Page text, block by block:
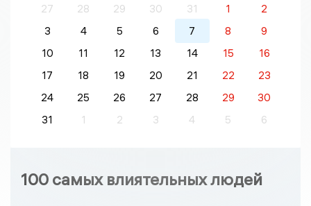
27
28 29 30 31 1
2
3
4 5 6 7 8
9
10
11 12 13 14 15
16
17
18 19 20 21 22
23
24
25 26 27 28 29
30
31
1 2 3 4 5 6
100 самых влиятельных людей